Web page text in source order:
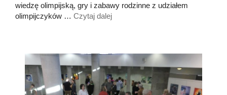
wiedzę olimpijską, gry i zabawy rodzinne z udziałem
olimpijczyków … Czytaj dalej